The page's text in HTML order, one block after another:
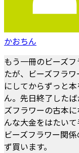
かおちん
もう一冊のビーズ
たが、ビーズフラ
にしてからずっと
ん。先日終了した
ズフラワーの古本
んな大金をはたい
ビーズフラワー関
ず買います。